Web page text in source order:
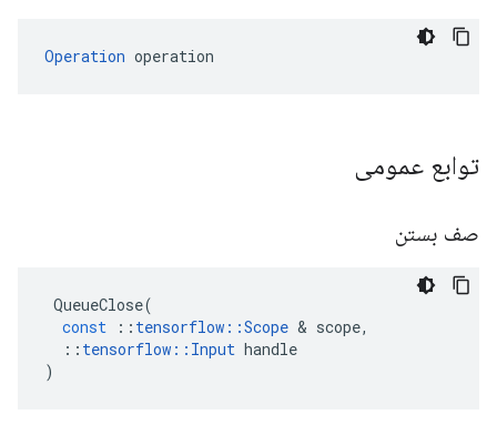
Operation operation
توابع عمومی
صف بستن
QueueClose(
const
:: tensorflow ::Scope & scope,
:: tensorflow :: Input handle
)